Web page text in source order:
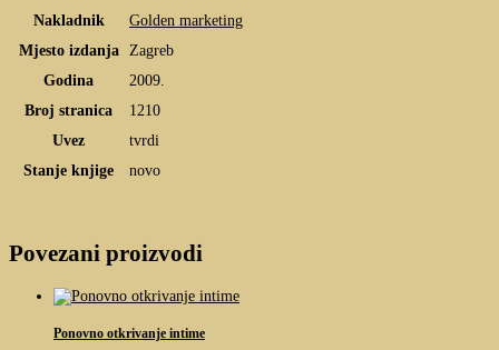
Nakladnik
Golden marketing
Mjesto izdanja
Zagreb
Godina
2009.
Broj stranica
1210
Uvez
tvrdi
Stanje knjige
novo
Povezani proizvodi
Ponovno otkrivanje intime